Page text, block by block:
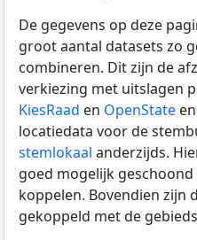
De gegevens op deze
groot aantal datasets zo
combineren. Dit zijn de
verkiezing met uitslagen
KiesRaad en OpenState
locatiedata voor de
stemlokaal anderzijds.
goed mogelijk
koppelen. Bovendien zijn
gekoppeld met de